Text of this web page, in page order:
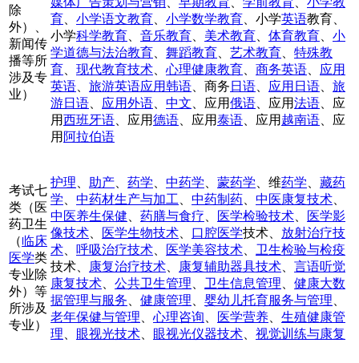
除
外）、
新闻传
播等所
涉及专
业）
育
小学语文教育 小学数学教育 、小学英语教育、
小学科学教育 音乐教育 美术教育 体育教育
小
学道德与法治教育
舞蹈教育 艺术教育
特殊教
育
现代教育技术 心理健康教育 商务英语
应用
英语
旅游英语应用韩语 、商务 日语 应用日语
旅
游日语
应用外语 中文 、应用俄语 、应用法语 、应
用西班牙语 、应用德语 、应用泰语 、应用 越南语 、应
用 阿拉伯语
考试七
类（医
药卫生
（临床
医学类
专业除
外）等
所涉及
专业）
护理 助产 药学 中药学 蒙药学 、维药学
藏药
学
中药材生产与加工 中药制药 中医康复技术
中医养生保健
药膳与食疗 医学检验技术
医学影
像技术
医学生物技术 口腔医学技术、 放射治疗技
术
呼吸治疗技术 医学美容技术
卫生检验与检疫
技术、
康复治疗技术 康复辅助器具技术
言语听觉
康复技术
公共卫生管理 卫生信息管理
健康大数
据管理与服务
健康管理 婴幼儿托育服务与管理
老年保健与管理
心理咨询 医学营养
生殖健康管
理
眼视光技术 眼视光仪器技术 视觉训练与康复